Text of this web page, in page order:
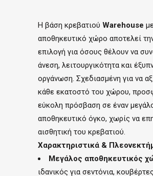
Η βάση κρεβατιού Warehouse με
αποθηκευτικό χώρο αποτελεί
επιλογή για όσους θέλουν να
άνεση, λειτουργικότητα και
οργάνωση. Σχεδιασμένη για να
κάθε εκατοστό του χώρου,
εύκολη πρόσβαση σε έναν
αποθηκευτικό όγκο, χωρίς να
αισθητική του κρεβατιού.
Χαρακτηριστικά &
Μεγάλος αποθηκευτικός
ιδανικός για σεντόνια,